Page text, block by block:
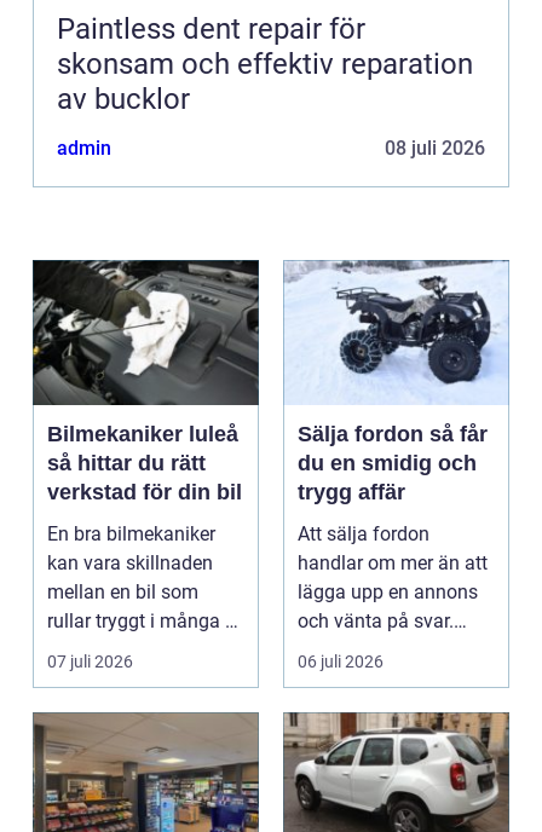
Paintless dent repair för
skonsam och effektiv reparation
av bucklor
admin 08 juli 2026
Bilmekaniker luleå
så hittar du rätt
verkstad för din bil
En bra bilmekaniker
kan vara skillnaden
mellan en bil som
rullar tryggt i många år
och återkommande ...
07 juli 2026
Sälja fordon så får
du en smidig och
trygg affär
Att sälja fordon
handlar om mer än att
lägga upp en annons
och vänta på svar.
Många vill få en bra
p...
06 juli 2026